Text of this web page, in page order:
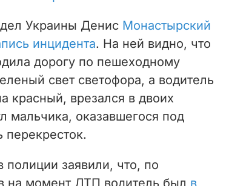
Украины Денис Монастырский
инцидента. На ней видно, что
дорогу по пешеходному
свет светофора, а водитель
красный, врезался в двоих
мальчика, оказавшегося под
перекресток.
заявили, что, по
на момент ДТП водитель был в